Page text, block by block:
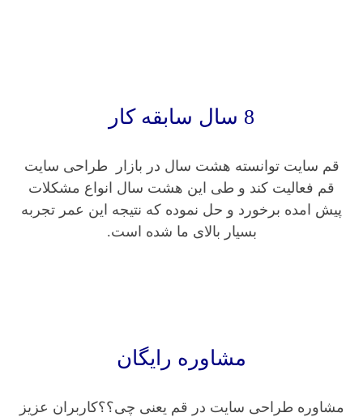
8 سال سابقه کار
قم سایت توانسته هشت سال در بازار طراحی سایت
قم فعالیت کند و طی این هشت سال انواع مشکلات
پیش امده برخورد و حل نموده که نتیجه این عمر تجربه
بسیار بالای ما شده است.
مشاوره رایگان
مشاوره طراحی سایت در قم یعنی چی؟؟کاربران عزیز